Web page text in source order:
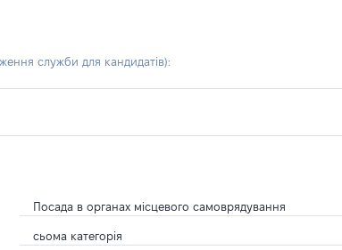
служби для кандидатів):
Посада в органах місцевого самоврядування
сьома категорія